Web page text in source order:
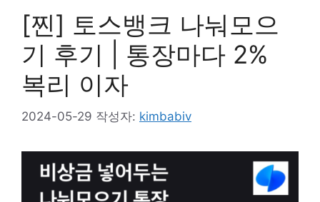
[찐] 토스뱅크 나눠모으
기 후기 | 통장마다 2%
복리 이자
2024-05-29 작성자: kimbabiv